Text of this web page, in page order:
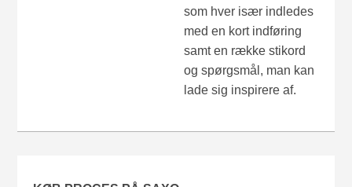
som hver især indledes
med en kort indføring
samt en række stikord
og spørgsmål, man kan
lade sig inspirere af.